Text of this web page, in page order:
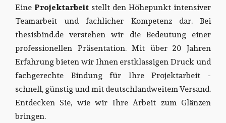
Eine Projektarbeit stellt den Höhepunkt intensiver
Teamarbeit und fachlicher Kompetenz dar. Bei
thesisbind.de verstehen wir die Bedeutung einer
professionellen Präsentation. Mit über 20 Jahren
Erfahrung bieten wir Ihnen erstklassigen Druck und
fachgerechte Bindung für Ihre Projektarbeit -
schnell, günstig und mit deutschlandweitem Versand.
Entdecken Sie, wie wir Ihre Arbeit zum Glänzen
bringen.